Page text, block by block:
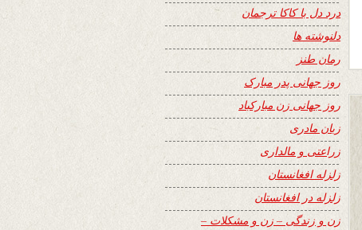
درد دل با کاکا ترجمان
دلنوشته ها
رمان طنز
روز جهانی پدر مبارک
روز جهانی زن مبارکباد
زبان مادری
زراعتی و مالداری
زلزله افغانستان
زلزله در افغانستان
زن و زندگی – زن و مشکلات –